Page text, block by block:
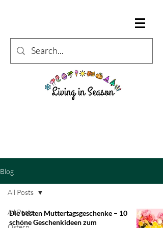
Blog
All Posts
All Posts
Die besten Muttertagsgeschenke – 10
schöne Geschenkideen zum